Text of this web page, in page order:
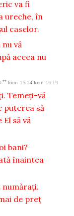
va fi
ureche, în
caselor.
nu vă
aceea nu
** Ioan 15:14 Ioan 15:15
Temeţi-vă
puterea să
să vă
bani?
înaintea
număraţi.
de preţ